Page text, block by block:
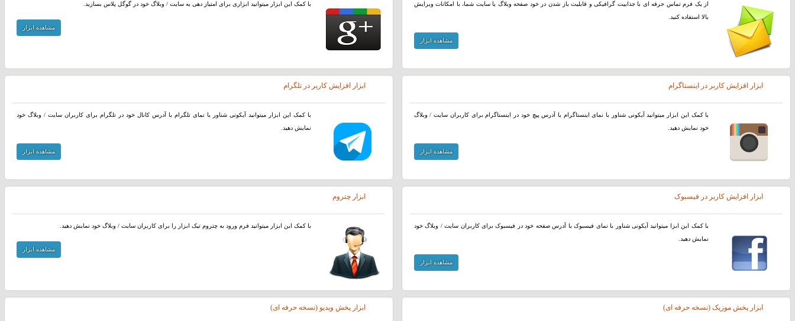
از یک فرم تماس حرفه ای با جذابیت گرافیکی و قابلیت باز شدن در خود صفحه وبلاگ یا سایت شما، با امکانات ویرایش
بالا استفاده کنید.
مشاهده ابزار
با کمک این ابزار میتوانید ابزاری برای امتیاز دهی به سایت / وبلاگ خود در گوگل پلاس بسازید.
مشاهده ابزار
ابزار افزایش کاربر در اینستاگرام
با کمک این ابزار میتوانید آیکونی شناور با نمای اینستاگرام با آدرس پیچ خود در اینستاگرام برای کاربران سایت / وبلاگ
خود نمایش دهید.
مشاهده ابزار
ابزار افزایش کاربر در تلگرام
با کمک این ابزار میتوانید آیکونی شناور با نمای تلگرام با آدرس کانال خود در تلگرام برای کاربران سایت / وبلاگ خود
نمایش دهید.
مشاهده ابزار
ابزار افزایش کاربر در فیسبوک
با کمک این ابزا میتوانید آیکونی شناور با نمای فیسبوک با آدرس صفحه خود در فیسبوک برای کاربران سایت / وبلاگ خود
نمایش دهید.
مشاهده ابزار
ابزار چتروم
با کمک این ابزار میتوانید فرم ورود به چتروم تیک ابزار را برای کاربران سایت / وبلاگ خود نمایش دهید.
مشاهده ابزار
ابزار پخش موزیک (نسخه حرفه ای) ابزار پخش ویدیو (نسخه حرفه ای)